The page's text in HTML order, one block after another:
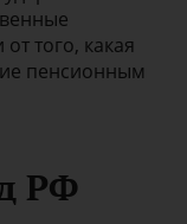
того, какая
пенсионным
РФ